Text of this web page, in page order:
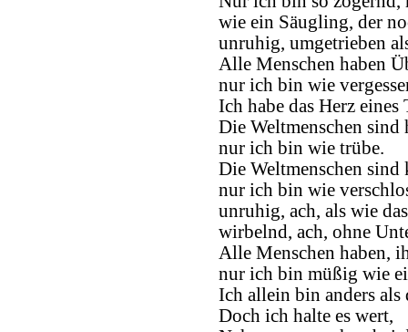
wie ein Säugling, der
unruhig, umgetrieben
Alle Menschen haben
nur ich bin wie
Ich habe das Herz
Die Weltmenschen sind
nur ich bin wie trübe.
Die Weltmenschen
nur ich bin wie
unruhig, ach, als wie
wirbelnd, ach, ohne
Alle Menschen haben,
nur ich bin müßig wie
Ich allein bin anders als
Doch ich halte es wert,